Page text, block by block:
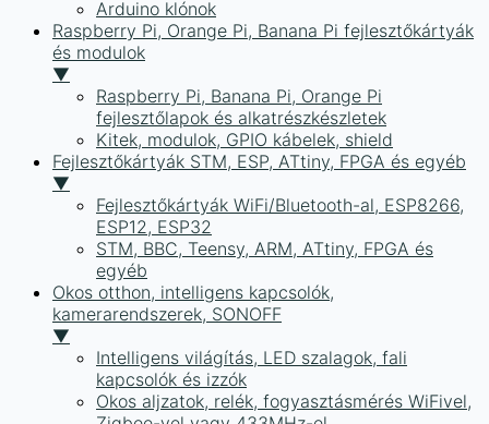
Arduino klónok
Raspberry Pi, Orange Pi, Banana Pi fejlesztőkártyák
és modulok
▼
Raspberry Pi, Banana Pi, Orange Pi
fejlesztőlapok és alkatrészkészletek
Kitek, modulok, GPIO kábelek, shield
Fejlesztőkártyák STM, ESP, ATtiny, FPGA és egyéb
▼
Fejlesztőkártyák WiFi/Bluetooth-al, ESP8266,
ESP12, ESP32
STM, BBC, Teensy, ARM, ATtiny, FPGA és
egyéb
Okos otthon, intelligens kapcsolók,
kamerarendszerek, SONOFF
▼
Intelligens világítás, LED szalagok, fali
kapcsolók és izzók
Okos aljzatok, relék, fogyasztásmérés WiFivel,